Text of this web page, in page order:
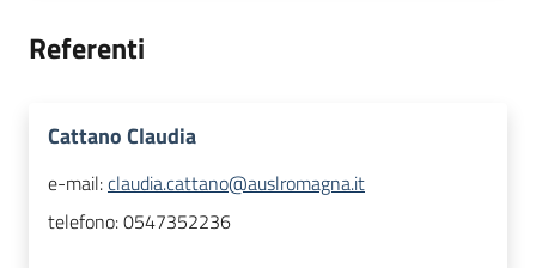
Referenti
Cattano Claudia
e-mail:claudia.cattano@auslromagna.it
telefono:0547352236